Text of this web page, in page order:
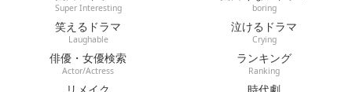
Super Interesting boring
笑えるドラマ
Laughable
泣けるドラマ
Crying
俳優・女優検索
Actor/Actress
ランキング
Ranking